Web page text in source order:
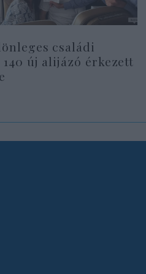
családi
új alijázó érkezett